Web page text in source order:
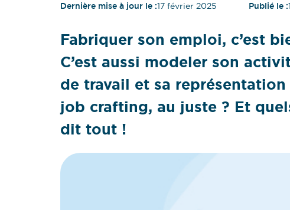
Dernière mise à jour le :17 février 2025 Publié le :
Fabriquer son emploi, c’est
C’est aussi modeler son
de travail et sa
job crafting, au juste ? Et
dit tout !